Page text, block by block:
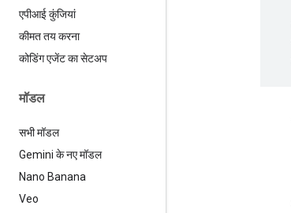
एपीआई कुंजियां
कीमत तय करना
कोडिंग एजेंट का सेटअप
मॉडल
सभी मॉडल
Gemini के नए मॉडल
Nano Banana
Veo